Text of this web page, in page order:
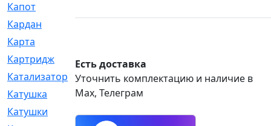
Капот
Кардан
Карта
Картридж
[250]
Катализатор
[1]
Катушка
[2]
Катушки
[291]
Есть доставка
Уточнить комплектацию и наличие в
Max, Телеграм